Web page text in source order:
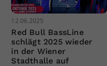
12.06.2025
Red Bull BassLine
schlägt 2025 wieder
in der Wiener
Stadthalle auf